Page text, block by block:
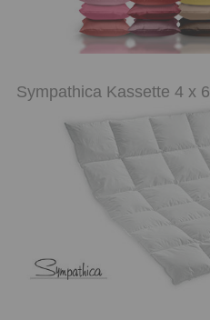
Sympathica Kassette 4 x 6